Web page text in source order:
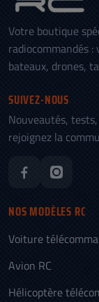
Votre boutique
radiocommandés
bateaux, drones,
SUIVEZ-NOUS
Nouveautés,
rejoignez la
NOS MODÈLES RC
Voiture
Avion RC
Hélicoptère